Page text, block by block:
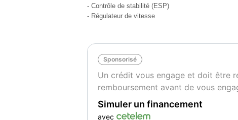
filtre à d'habitacle
filtre à gasoil
Offre Spéciale 3980€
(affiché 4480€)
Je suis à votre disposition pour tout
Vente de véhicules d'occasion depuis 1994
- Contrôle de stabilité (ESP)
- Régulateur de vitesse
Sponsorisé
Un crédit vous engage et doit être
remboursement avant de vous
Simuler un financement
avec